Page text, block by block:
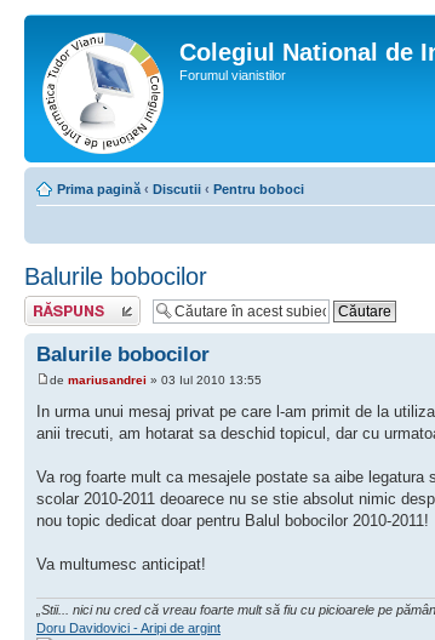
Colegiul National de
Forumul vianistilor
Prima pagină ‹ Discutii ‹ Pentru boboci
Balurile bobocilor
Scrie un răspuns
Balurile bobocilor
de mariusandrei » 03 Iul 2010 13:55
In urma unui mesaj privat pe care l-am primit de la
anii trecuti, am hotarat sa deschid topicul, dar cu
Va rog foarte mult ca mesajele postate sa aibe
scolar 2010-2011 deoarece nu se stie absolut nimic
nou topic dedicat doar pentru Balul bobocilor 2010-2011!
Va multumesc anticipat!
„Stii... nici nu cred că vreau foarte mult să fiu cu picioarele pe
Doru Davidovici - Aripi de argint